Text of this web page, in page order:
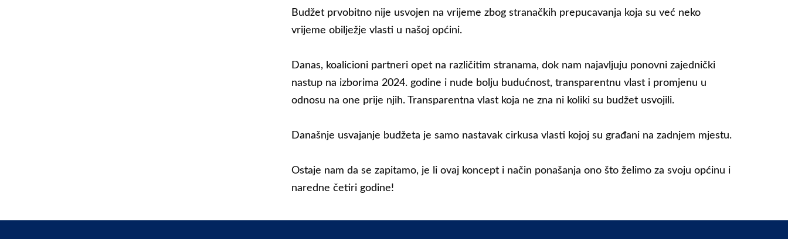
Budžet prvobitno nije usvojen na vrijeme zbog stranačkih prepucavanja koja su već neko
vrijeme obilježje vlasti u našoj općini.
Danas, koalicioni partneri opet na različitim stranama, dok nam najavljuju ponovni zajednički
nastup na izborima 2024. godine i nude bolju budućnost, transparentnu vlast i promjenu u
odnosu na one prije njih. Transparentna vlast koja ne zna ni koliki su budžet usvojili.
Današnje usvajanje budžeta je samo nastavak cirkusa vlasti kojoj su građani na zadnjem mjestu.
Ostaje nam da se zapitamo, je li ovaj koncept i način ponašanja ono što želimo za svoju općinu i
naredne četiri godine!